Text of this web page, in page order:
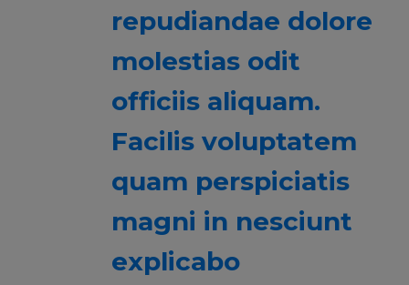
repudiandae dolore
molestias odit
officiis aliquam.
Facilis voluptatem
quam perspiciatis
magni in nesciunt
explicabo